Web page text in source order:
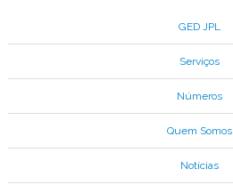
GED JPL
Serviços
Números
Quem Somos
Notícias